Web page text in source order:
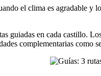
el clima es agradable y
guiadas en cada castillo.
complementarias como